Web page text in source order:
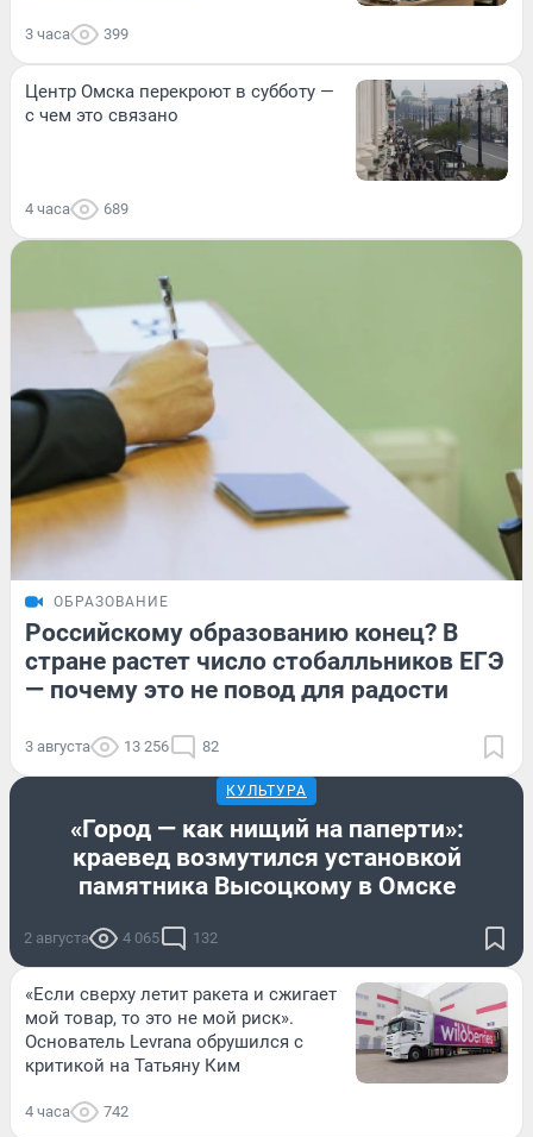
3 часа 399
Центр Омска перекроют в субботу —
с чем это связано
4 часа 689
ОБРАЗОВАНИЕ
Российскому образованию конец? В
стране растет число стобалльников ЕГЭ
— почему это не повод для радости
3 августа 13 256 82
КУЛЬТУРА
«Город — как нищий на паперти»:
краевед возмутился установкой
памятника Высоцкому в Омске
2 августа 4 065 132
«Если сверху летит ракета и сжигает
мой товар, то это не мой риск».
Основатель Levrana обрушился с
критикой на Татьяну Ким
4 часа 742